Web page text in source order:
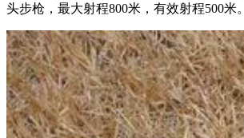
头步枪，最大射程800米，有效射程500米。